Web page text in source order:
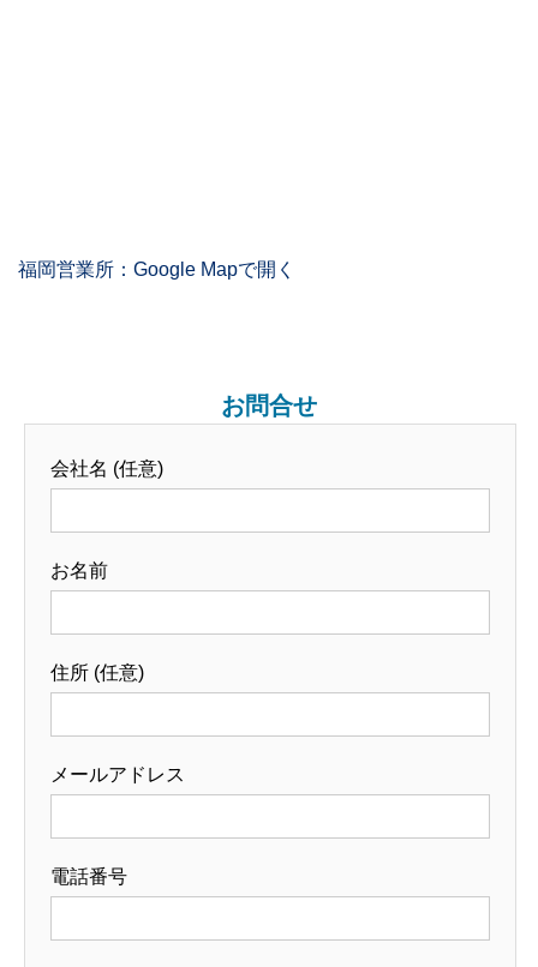
福岡営業所：Google Mapで開く
お問合せ
会社名 (任意)
お名前
住所 (任意)
メールアドレス
電話番号